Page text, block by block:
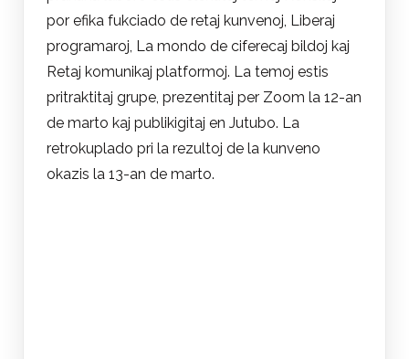
por efika fukciado de retaj kunvenoj, Liberaj
programaroj, La mondo de ciferecaj bildoj kaj
Retaj komunikaj platformoj. La temoj estis
pritraktitaj grupe, prezentitaj per Zoom la 12-an
de marto kaj publikigitaj en Jutubo. La
retrokuplado pri la rezultoj de la kunveno
okazis la 13-an de marto.